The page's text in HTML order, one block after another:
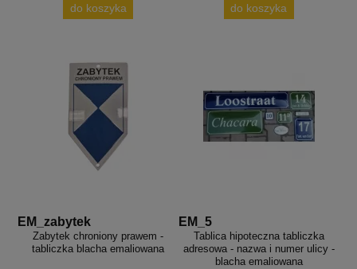
do koszyka do koszyka
EM_zabytek
Zabytek chroniony prawem -
tabliczka blacha emaliowana
EM_5
Tablica hipoteczna tabliczka
adresowa - nazwa i numer ulicy -
blacha emaliowana